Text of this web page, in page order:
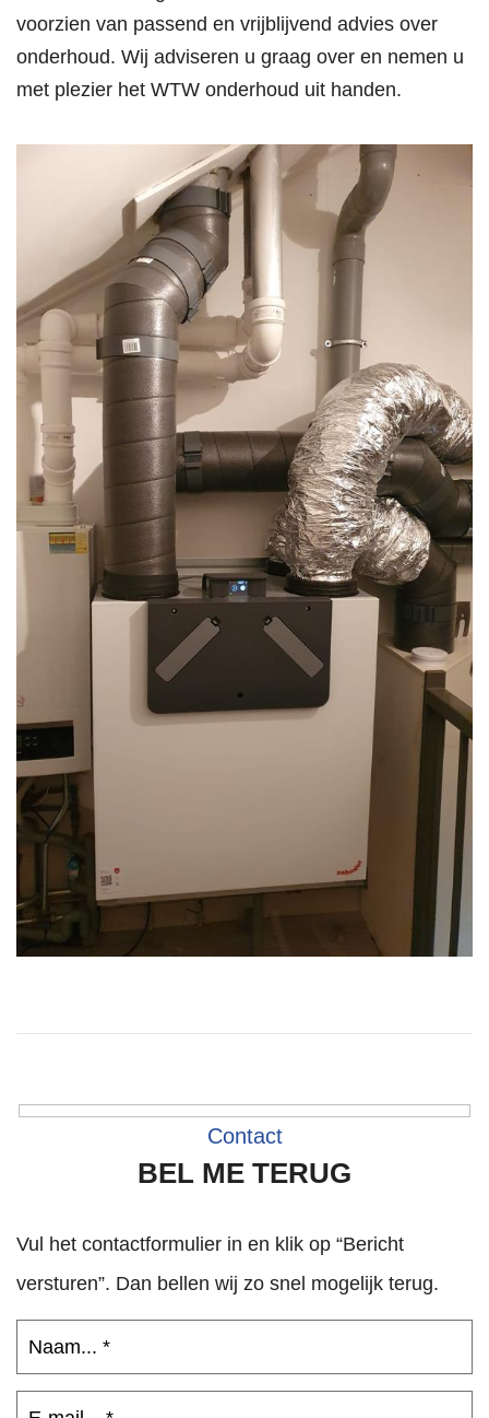
voorzien van passend en vrijblijvend advies over
onderhoud. Wij adviseren u graag over en nemen u
met plezier het WTW onderhoud uit handen.
Contact
BEL ME TERUG
Vul het contactformulier in en klik op “Bericht
versturen”. Dan bellen wij zo snel mogelijk terug.